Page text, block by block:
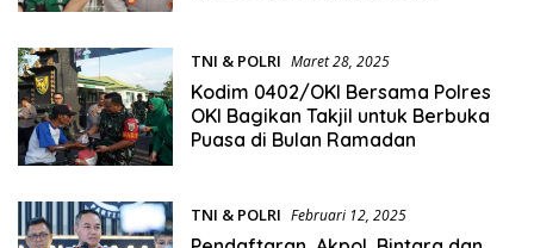
TNI & POLRI Maret 28, 2025
Kodim 0402/OKI Bersama Polres
OKI Bagikan Takjil untuk Berbuka
Puasa di Bulan Ramadan
TNI & POLRI Februari 12, 2025